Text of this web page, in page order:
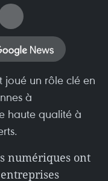
joué un rôle clé en
à
haute qualité à
numériques ont